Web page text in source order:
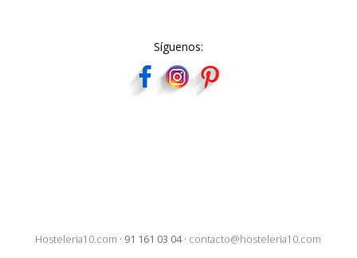
Síguenos:
Hosteleria10.com · 91 161 03 04· contacto@hosteleria10.com